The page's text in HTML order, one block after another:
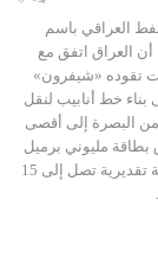
العراقي باسم
العراق اتفق مع
تقوده «شيفرون»
بناء خط أنابيب لنقل
من البصرة إلى أقصى
بطاقة مليوني برميل
يومياً، وبتكلفة تقديرية تصل إلى 15